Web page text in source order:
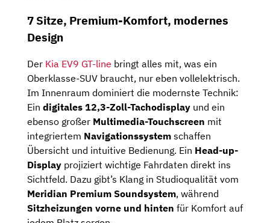
7 Sitze, Premium-Komfort, modernes
Design
Der Kia EV9 GT-line bringt alles mit, was ein
Oberklasse-SUV braucht, nur eben vollelektrisch.
Im Innenraum dominiert die modernste Technik:
Ein digitales 12,3-Zoll-Tachodisplay und ein
ebenso großer Multimedia-Touchscreen mit
integriertem Navigationssystem schaffen
Übersicht und intuitive Bedienung. Ein Head-up-
Display projiziert wichtige Fahrdaten direkt ins
Sichtfeld. Dazu gibt’s Klang in Studioqualität vom
Meridian Premium Soundsystem, während
Sitzheizungen vorne und hinten für Komfort auf